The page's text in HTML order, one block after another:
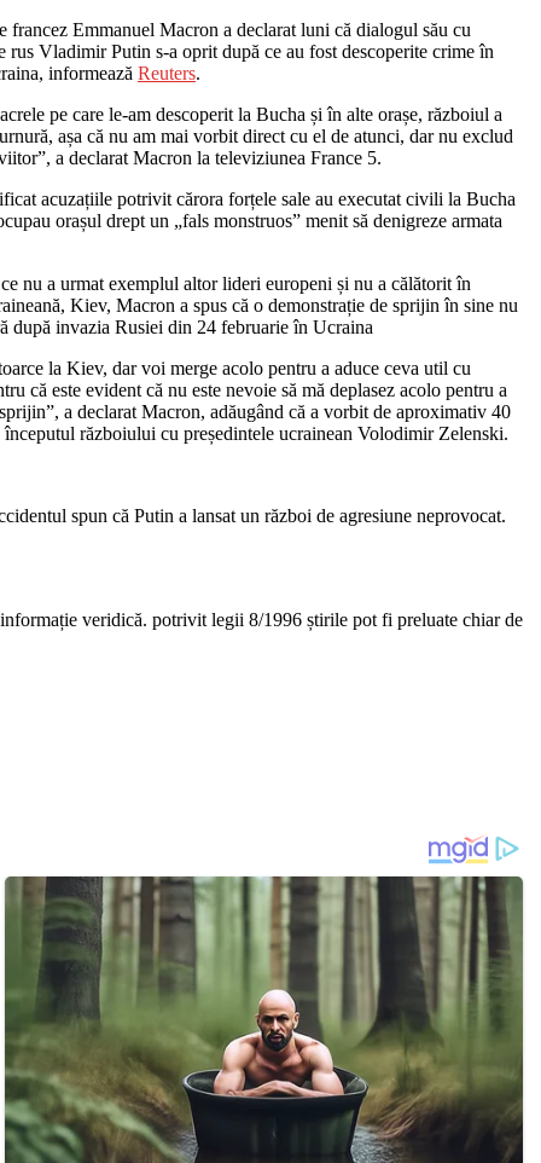
francez Emmanuel Macron a declarat luni că dialogul său cu
rus Vladimir Putin s-a oprit după ce au fost descoperite crime în
informează Reuters.
pe care le-am descoperit la Bucha și în alte orașe, războiul a
așa că nu am mai vorbit direct cu el de atunci, dar nu exclud
a declarat Macron la televiziunea France 5.
acuzațiile potrivit cărora forțele sale au executat civili la Bucha
orașul drept un „fals monstruos” menit să denigreze armata
nu a urmat exemplul altor lideri europeni și nu a călătorit în
Kiev, Macron a spus că o demonstrație de sprijin în sine nu
după invazia Rusiei din 24 februarie în Ucraina
la Kiev, dar voi merge acolo pentru a aduce ceva util cu
că este evident că nu este nevoie să mă deplasez acolo pentru a
a declarat Macron, adăugând că a vorbit de aproximativ 40
începutul războiului cu președintele ucrainean Volodimir Zelenski.
spun că Putin a lansat un război de agresiune neprovocat.
veridică. potrivit legii 8/1996 știrile pot fi preluate chiar de